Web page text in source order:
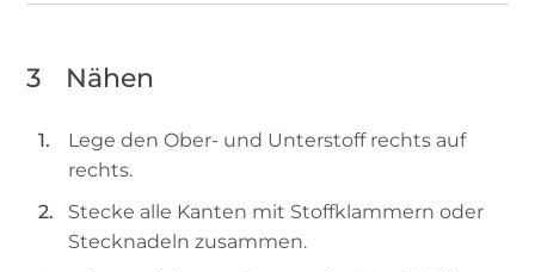
3 Nähen
Lege den Ober- und Unterstoff rechts auf
rechts.
Stecke alle Kanten mit Stoffklammern oder
Stecknadeln zusammen.